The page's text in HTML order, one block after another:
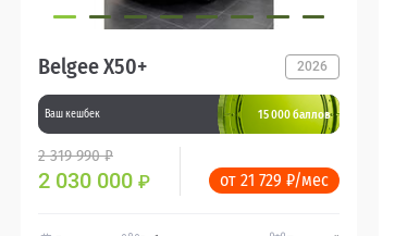
Belgee X50+ 2026
Ваш кешбек 15 000 баллов
2 319 990 ₽
2 030 000 ₽ от 21 729 ₽/мес